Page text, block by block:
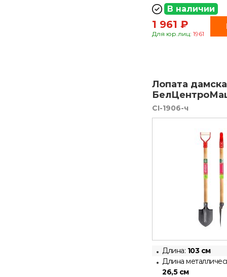
В наличии
1 961 ₽
Для юр.лиц: 1961
Лопата
CI-1906-ч
Длина: 103 см
Длина
26,5 см